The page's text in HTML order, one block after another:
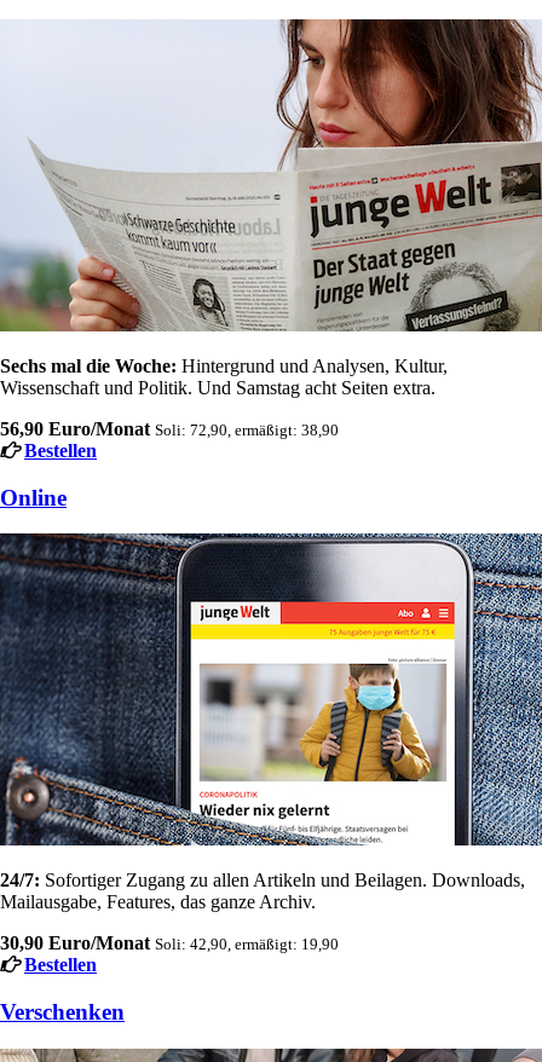
Sechs mal die Woche: Hintergrund und Analysen, Kultur,
Wissenschaft und Politik. Und Samstag acht Seiten extra.
56,90 Euro/Monat Soli: 72,90, ermäßigt: 38,90
Bestellen
Online
24/7: Sofortiger Zugang zu allen Artikeln und Beilagen. Downloads,
Mailausgabe, Features, das ganze Archiv.
30,90 Euro/Monat Soli: 42,90, ermäßigt: 19,90
Bestellen
Verschenken